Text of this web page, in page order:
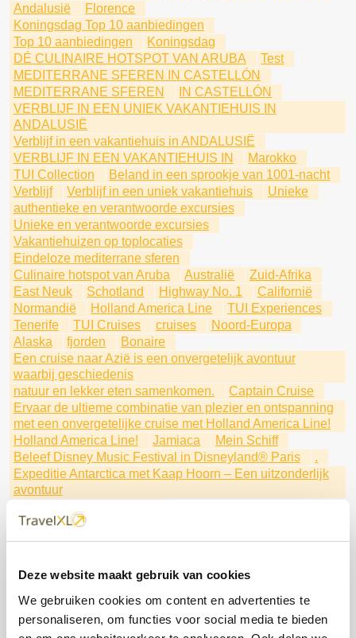
Deze website maakt gebruik van cookies
We gebruiken cookies om content en advertenties te
personaliseren, om functies voor social media te bieden
Andalusië
Florence
Koningsdag Top 10 aanbiedingen
Top 10 aanbiedingen
Koningsdag
DÉ CULINAIRE HOTSPOT VAN ARUBA
Test
MEDITERRANE SFEREN IN CASTELLÓN
MEDITERRANE SFEREN
IN CASTELLÓN
VERBLIJF IN EEN UNIEK VAKANTIEHUIS IN
ANDALUSIË
Verblijf in een vakantiehuis in ANDALUSIË
VERBLIJF IN EEN VAKANTIEHUIS IN
Marokko
TUI Collection
Beland in een sprookje van 1001-nacht
Verblijf
Verblijf in een uniek vakantiehuis
Unieke
authentieke en verantwoorde excursies
Unieke en verantwoorde excursies
Vakantiehuizen op toplocaties
Eindeloze mediterrane sferen
Culinaire hotspot van Aruba
Australië
Zuid-Afrika
East Neuk
Schotland Highway No. 1
Californië
Normandië
Holland America Line
TUI Experiences
Tenerife
TUI Cruises cruises
Noord-Europa
Alaska
fjorden
Bonaire
Een cruise naar Azië is een onvergetelijk avontuur
waarbij geschiedenis
natuur en lekker eten samenkomen.
Captain Cruise
Ervaar de ultieme combinatie van plezier en ontspanning
met een onvergetelijke cruise met Holland America Line!
Holland America Line!
Jamiaca
Mein Schiff
Beleef Disney Music Festival in Disneyland® Paris
.
Expeditie Antarctica met Kaap Hoorn – Een uitzonderlijk
avontuur
Individueel of als groepsexcursiereis
met Holland America Line
Ontdek de verborgen parels
Qatar: Het verborgen juweel van het Arabisch
De Rhätische Bahn is een spoorlijn die de Alpen op een
spectaculaire manier doorkruist.